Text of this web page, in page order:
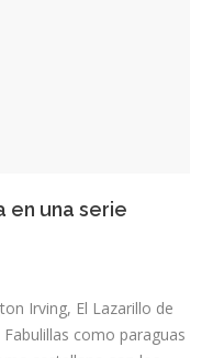
en una serie
Irving, El Lazarillo de
como paraguas